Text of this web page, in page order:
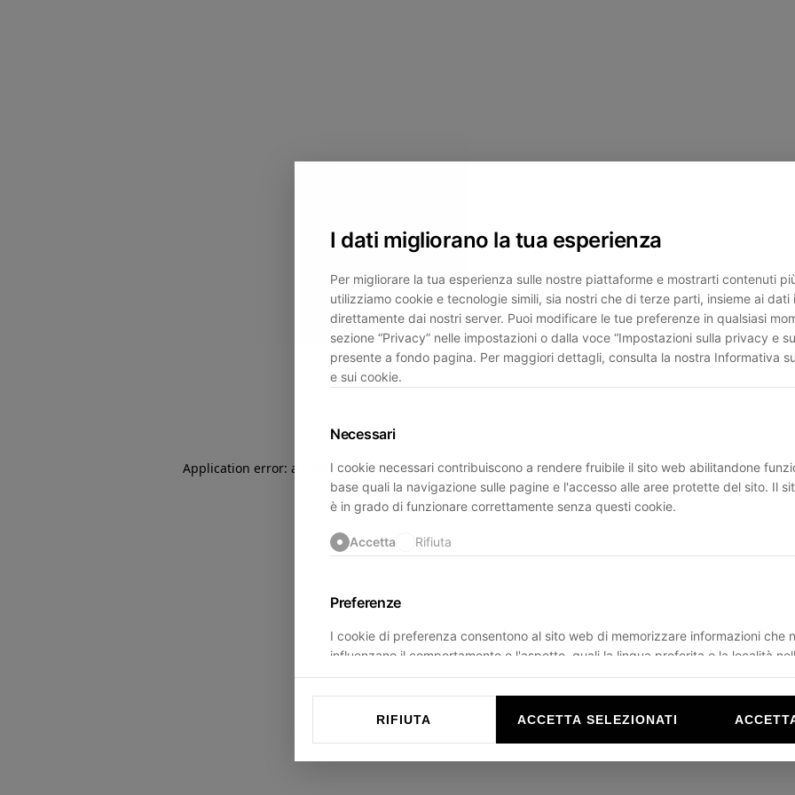
I dati migliorano la tua esperienza
Per migliorare la tua esperienza sulle nostre piattaforme e mostrarti contenuti
utilizziamo cookie e tecnologie simili, sia nostri che di terze parti, insieme ai dati
direttamente dai nostri server. Puoi modificare le tue preferenze in qualsiasi
sezione “Privacy” nelle impostazioni o dalla voce “Impostazioni sulla privacy e
presente a fondo pagina. Per maggiori dettagli, consulta la nostra Informativa
e sui cookie.
Necessari
I cookie necessari contribuiscono a rendere fruibile il sito web abilitandone
base quali la navigazione sulle pagine e l'accesso alle aree protette del sito. Il
è in grado di funzionare correttamente senza questi cookie.
Accetta Rifiuta
Preferenze
I cookie di preferenza consentono al sito web di memorizzare informazioni che
influenzano il comportamento o l'aspetto, quali la lingua preferita o la località
trovi.
RIFIUTA ACCETTA SELEZIONATI
Application error: a client -side exception has occurred while loadingducadisangiusto.com(see the